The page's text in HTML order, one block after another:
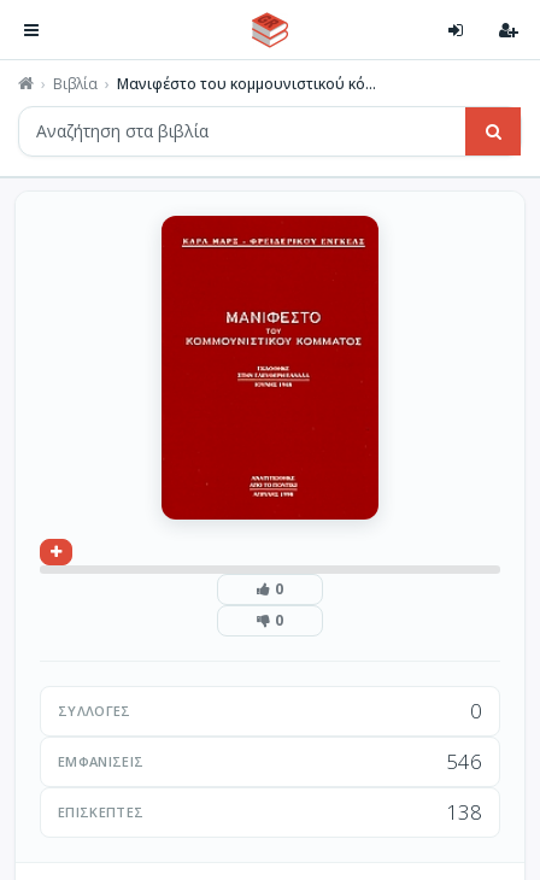
Βιβλία Μανιφέστο του κομμουνιστικού κό...
0
0
ΣΥΛΛΟΓΈΣ 0
ΕΜΦΑΝΊΣΕΙΣ 546
ΕΠΙΣΚΈΠΤΕΣ 138